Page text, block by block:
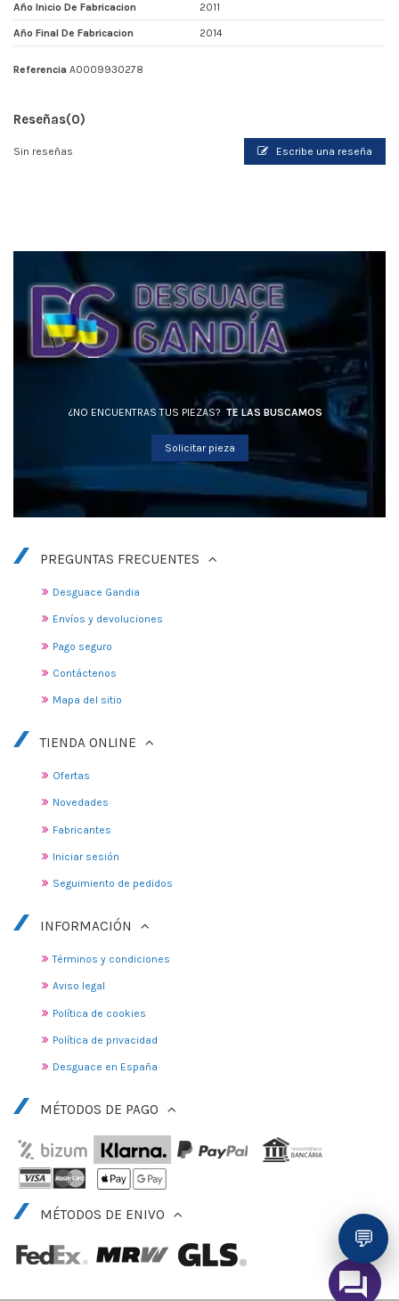
Año Inicio De Fabricacion 2011
Año Final De Fabricacion 2014
Referencia A0009930278
Reseñas(0)
Sin reseñas Escribe una reseña
¿NO ENCUENTRAS TUS PIEZAS? TE LAS BUSCAMOS
Solicitar pieza
PREGUNTAS FRECUENTES
Desguace Gandia
Envíos y devoluciones
Pago seguro
Contáctenos
Mapa del sitio
TIENDA ONLINE
Ofertas
Novedades
Fabricantes
Iniciar sesión
Seguimiento de pedidos
INFORMACIÓN
Términos y condiciones
Aviso legal
Política de cookies
Política de privacidad
Desguace en España
MÉTODOS DE PAGO
MÉTODOS DE ENIVO
💬